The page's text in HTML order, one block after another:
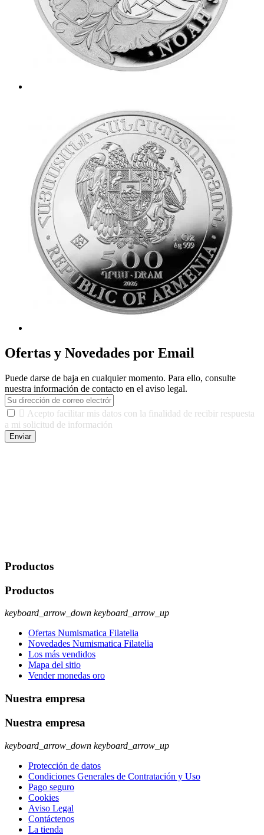
Ofertas y Novedades por Email
Puede darse de baja en cualquier momento. Para ello, consulte
nuestra información de contacto en el aviso legal.
 Acepto facilitar mis datos con la finalidad de recibir respuesta
a mi solicitud de información
Enviar
Productos
Productos
keyboard_arrow_down keyboard_arrow_up
Ofertas Numismatica Filatelia
Novedades Numismatica Filatelia
Los más vendidos
Mapa del sitio
Vender monedas oro
Nuestra empresa
Nuestra empresa
keyboard_arrow_down keyboard_arrow_up
Protección de datos
Condiciones Generales de Contratación y Uso
Pago seguro
Cookies
Aviso Legal
Contáctenos
La tienda